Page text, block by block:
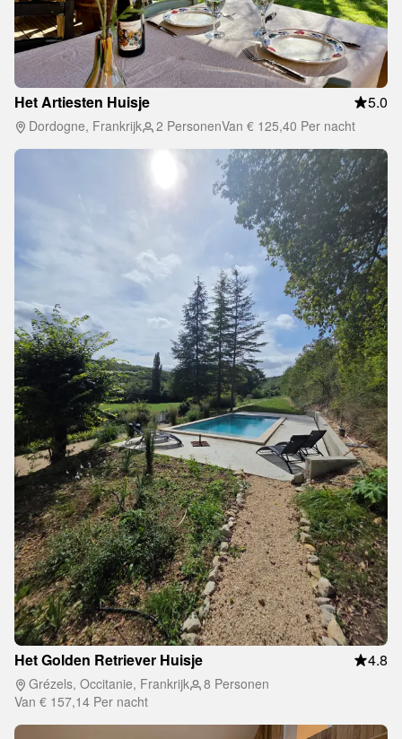
Het Artiesten Huisje 5.0
Dordogne, Frankrijk 2 PersonenVan € 125,40 Per nacht
Het Golden Retriever Huisje 4.8
Grézels, Occitanie, Frankrijk
8 Personen
Van € 157,14 Per nacht